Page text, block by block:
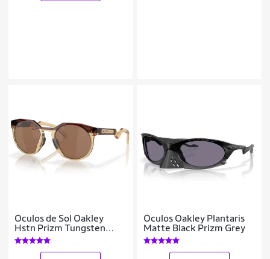
Óculos de Sol Oakley
Hstn Prizm Tungsten
Edicao Limitada Mbappé
Óculos Oakley Plantaris
Matte Black Prizm Grey